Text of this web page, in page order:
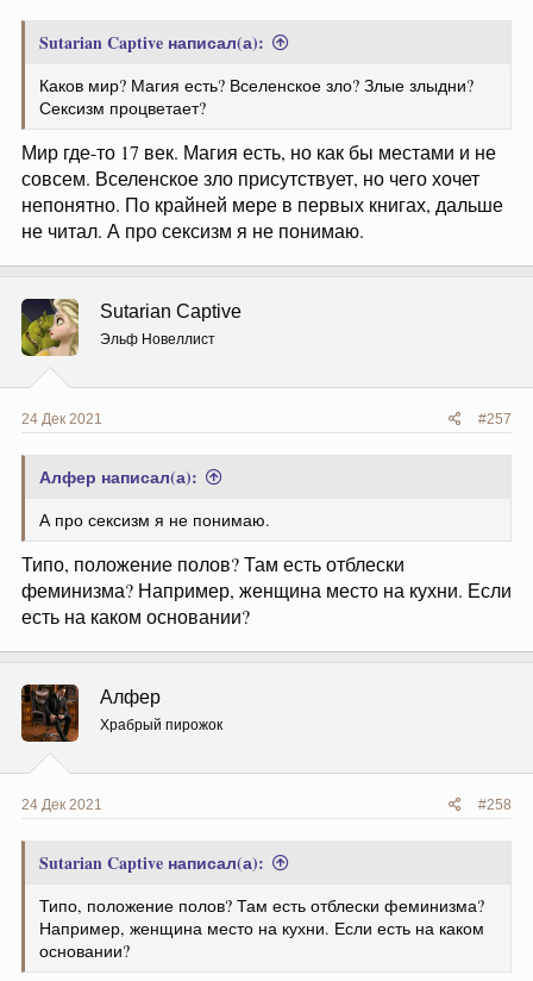
Sutarian Captive написал(а):
Каков мир? Магия есть? Вселенское зло? Злые злыдни?
Сексизм процветает?
Мир где-то 17 век. Магия есть, но как бы местами и не
совсем. Вселенское зло присутствует, но чего хочет
непонятно. По крайней мере в первых книгах, дальше
не читал. А про сексизм я не понимаю.
Sutarian Captive
Эльф Новеллист
24 Дек 2021 #257
Алфер написал(а):
А про сексизм я не понимаю.
Типо, положение полов? Там есть отблески
феминизма? Например, женщина место на кухни. Если
есть на каком основании?
Алфер
Храбрый пирожок
24 Дек 2021 #258
Sutarian Captive написал(а):
Типо, положение полов? Там есть отблески феминизма?
Например, женщина место на кухни. Если есть на каком
основании?